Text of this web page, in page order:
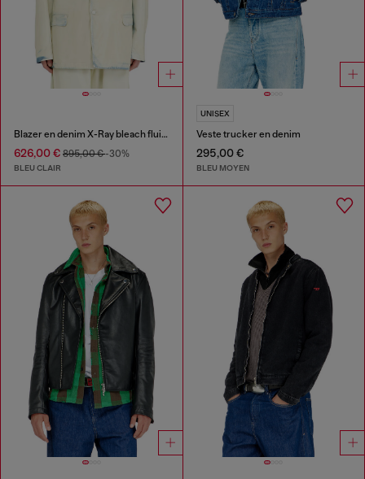
Blazer en denim X-Ray bleach fluide
626,00 € 895,00 €-30%
BLEU CLAIR
UNISEX
Veste trucker en denim
295,00 €
BLEU MOYEN